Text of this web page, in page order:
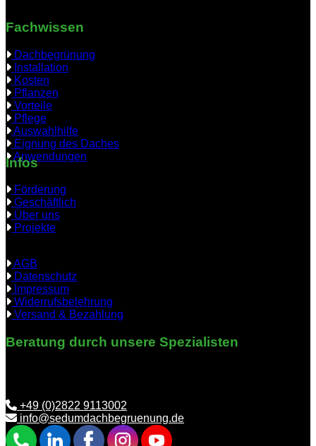
Fachwissen
Dachbegrünung
Installation
Kosten
Pflanzen
Vorteile
Pflege
Auswahlhilfe
Eignung des Daches
Anwendungen
Infos
Förderung
Geschäftlich
Über uns
Projekte
AGB
Datenschutz
Impressum
Widerrufsbelehrung
Versand & Bezahlung
Beratung durch unsere Spezialisten
+49 (0)2822 9113002
info@sedumdachbegruenung.de